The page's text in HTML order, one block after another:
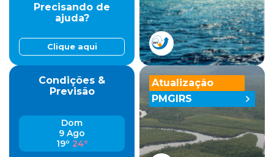
Precisando de
ajuda?
Clique aqui
Condições &
Previsão
Dom
9 Ago
19º 24º
Atualização
PMGIRS